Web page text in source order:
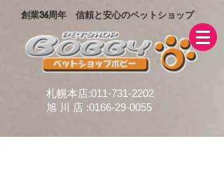
創業36周年 信頼と安心のペットショップ
札幌本店:011-731-2202
旭 川 店 :0166-29-0055